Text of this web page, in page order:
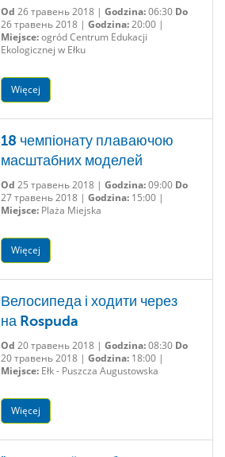
Od 26 травень 2018 | Godzina:06:30 Do
26 травень 2018 | Godzina:20:00 |
Miejsce:ogród Centrum Edukacji
Ekologicznej w Ełku
Więcej
18 чемпіонату плаваючою
масштабних моделей
Od 25 травень 2018 | Godzina:09:00 Do
27 травень 2018 | Godzina:15:00 |
Miejsce:Plaża Miejska
Więcej
Велосипеда і ходити через
на Rospuda
Od 20 травень 2018 | Godzina:08:30 Do
20 травень 2018 | Godzina:18:00 |
Miejsce:Ełk - Puszcza Augustowska
Więcej